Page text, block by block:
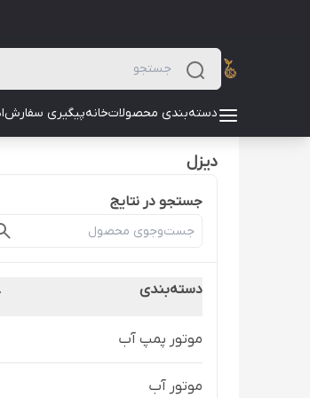
دسته‌بندی محصولاتخانهپیگیری سفارش
دیزل
جستجو در نتایج
دسته‌بندی
موتور پمپ آب
موتور آب